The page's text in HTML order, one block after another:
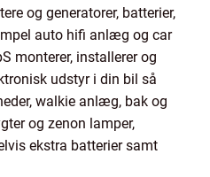
og generatorer, batterier,
auto hifi anlæg og car
monterer, installerer og
udstyr i din bil så
walkie anlæg, bak og
og zenon lamper,
ekstra batterier samt